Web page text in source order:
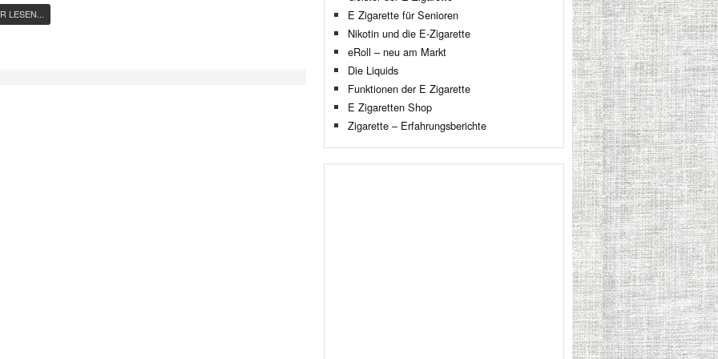
LESEN...
E Zigarette für Senioren
Nikotin und die E-Zigarette
eRoll – neu am Markt
Die Liquids
Funktionen der E Zigarette
E Zigaretten Shop
Zigarette – Erfahrungsberichte